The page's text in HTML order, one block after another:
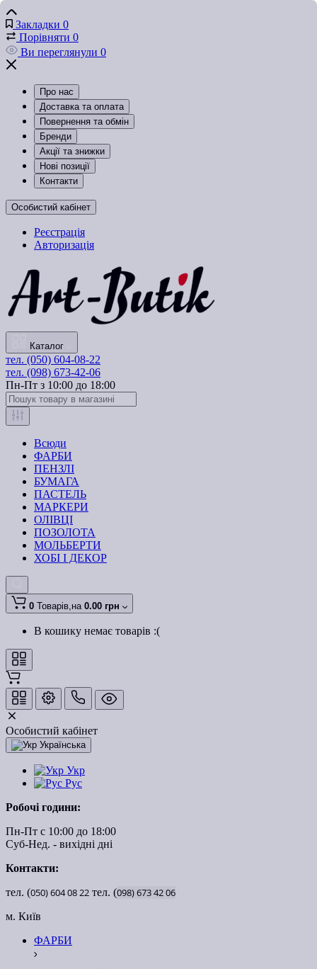
Закладки 0
Порівняти 0
Ви переглянули 0
Про нас
Доставка та оплата
Повернення та обмін
Бренди
Акції та знижки
Нові позиції
Контакти
Особистий кабінет
Реєстрація
Авторизація
Каталог
тел. (050) 604-08-22
тел. (098) 673-42-06
Пн-Пт з 10:00 до 18:00
Всюди
ФАРБИ
ПЕНЗЛІ
БУМАГА
ПАСТЕЛЬ
МАРКЕРИ
ОЛІВЦІ
ПОЗОЛОТА
МОЛЬБЕРТИ
ХОБІ І ДЕКОР
0 Товарів,на 0.00 грн
В кошику немає товарів :(
Особистий кабінет
Українська
Укр
Рус
Робочі години:
Пн-Пт с 10:00 до 18:00
Суб-Нед. - вихідні дні
Контакти:
тел. (050)6040822 тел. (098)6734206
м. Київ
ФАРБИ